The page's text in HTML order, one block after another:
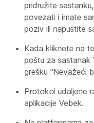
pridružite
povezati i imate
poziv ili napustite
Kada kliknete na
poštu za sastanak
grešku "Nevažeći
Protokol udaljene
aplikacije Vebek.